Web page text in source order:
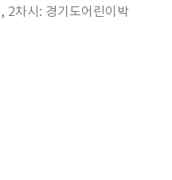
2차시: 경기도어린이박